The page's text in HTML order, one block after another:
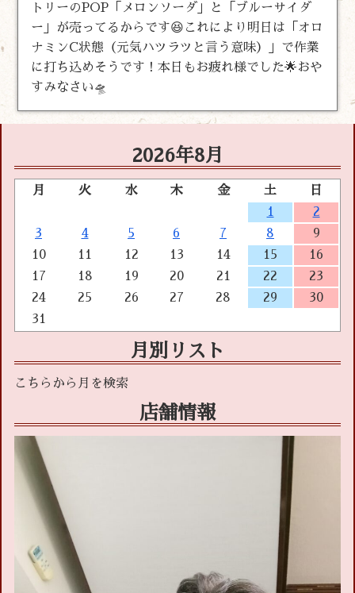
トリーのPOP「メロンソーダ」と「ブルーサイダ
ー」が売ってるからです😆これにより明日は「オロ
ナミンC状態（元気ハツラツと言う意味）」で作業
に打ち込めそうです！本日もお疲れ様でした🌟おや
すみなさい🛸
2026年8月
月 火 水 木 金 土
日
1
2
3
4 5 6 7 8
9
10
11 12 13 14 15
16
17
18 19 20 21 22
23
24
25 26 27 28 29
30
31
月別リスト
店舗情報